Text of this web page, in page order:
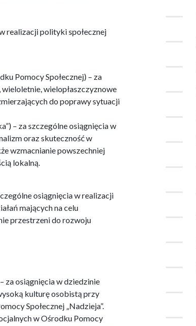
realizacji polityki społecznej
Pomocy Społecznej) – za
wielopłaszczyznowe
do poprawy sytuacji
– za szczególne osiągnięcia w
oraz skuteczność w
wzmacnianie powszechniej
lokalną.
osiągnięcia w realizacji
mających na celu
przestrzeni do rozwoju
za osiągnięcia w dziedzinie
kulturę osobistą przy
Społecznej „Nadzieja”.
w Ośrodku Pomocy